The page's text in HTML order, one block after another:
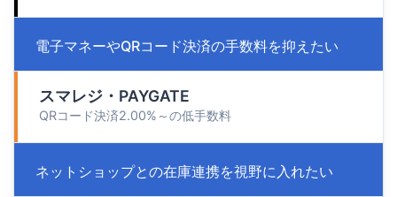
電子マネーやQRコード決済の手数料を抑えたい
スマレジ・PAYGATE
QRコード決済2.00%～の低手数料
ネットショップとの在庫連携を視野に入れたい